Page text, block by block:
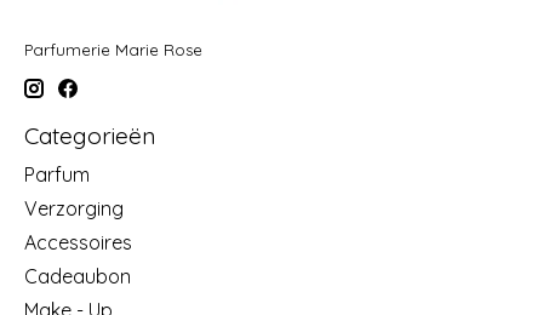
Parfumerie Marie Rose
Categorieën
Parfum
Verzorging
Accessoires
Cadeaubon
Make - Up